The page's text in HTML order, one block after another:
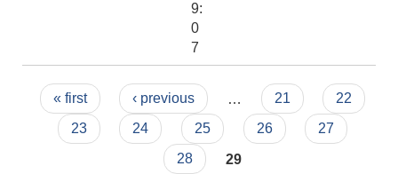
9:
0
7
Pages
« first ‹ previous 21
22
23
24 25 26
27
28
29